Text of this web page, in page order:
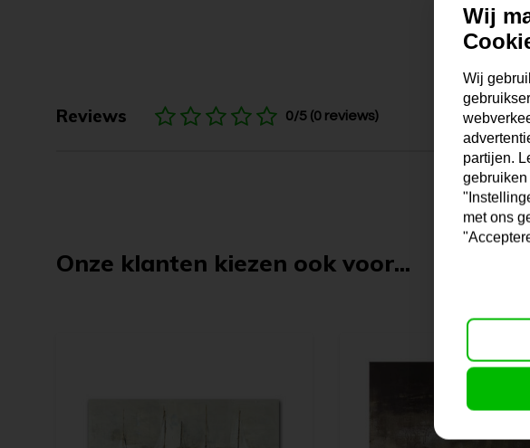
Reviews 0/5 (0 reviews)
Onze klanten kiezen ook voor...
Wij
Wij
partijen.
gebruiken
met ons